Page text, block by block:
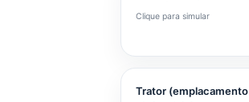
Clique para simular
Trator (emplacamento